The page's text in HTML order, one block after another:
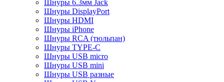
Шнуры 6.3мм Jack
Шнуры DisplayPort
Шнуры HDMI
Шнуры iPhone
Шнуры RCA (тюльпан)
Шнуры TYPE-C
Шнуры USB micro
Шнуры USB mini
Шнуры USB разные